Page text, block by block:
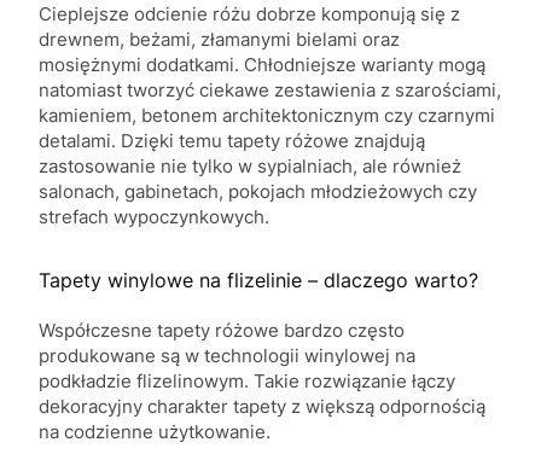
Cieplejsze odcienie różu dobrze komponują się z
drewnem, beżami, złamanymi bielami oraz
mosiężnymi dodatkami. Chłodniejsze warianty mogą
natomiast tworzyć ciekawe zestawienia z szarościami,
kamieniem, betonem architektonicznym czy czarnymi
detalami. Dzięki temu tapety różowe znajdują
zastosowanie nie tylko w sypialniach, ale również
salonach, gabinetach, pokojach młodzieżowych czy
strefach wypoczynkowych.
Tapety winylowe na flizelinie – dlaczego warto?
Współczesne tapety różowe bardzo często
produkowane są w technologii winylowej na
podkładzie flizelinowym. Takie rozwiązanie łączy
dekoracyjny charakter tapety z większą odpornością
na codzienne użytkowanie.